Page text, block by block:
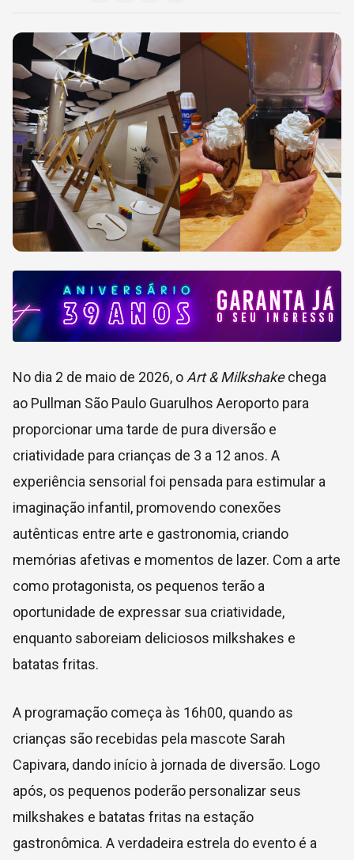
No dia 2 de maio de 2026, oArt & Milkshakechega
ao Pullman São Paulo Guarulhos Aeroporto para
proporcionar uma tarde de pura diversão e
criatividade para crianças de 3 a 12 anos. A
experiência sensorial foi pensada para estimular a
imaginação infantil, promovendo conexões
autênticas entre arte e gastronomia, criando
memórias afetivas e momentos de lazer. Com a arte
como protagonista, os pequenos terão a
oportunidade de expressar sua criatividade,
enquanto saboreiam deliciosos milkshakes e
batatas fritas.
A programação começa às 16h00, quando as
crianças são recebidas pela mascote Sarah
Capivara, dando início à jornada de diversão. Logo
após, os pequenos poderão personalizar seus
milkshakes e batatas fritas na estação
gastronômica. A verdadeira estrela do evento é a